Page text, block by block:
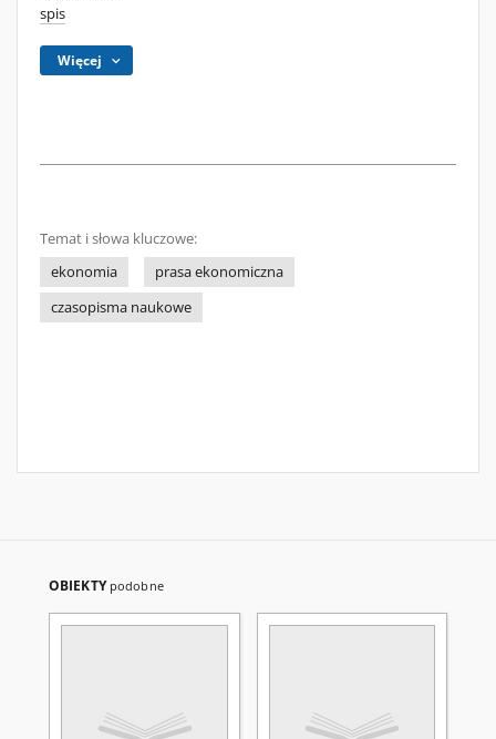
spis
Więcej
Temat i słowa kluczowe:
ekonomia
prasa ekonomiczna
czasopisma naukowe
OBIEKTY podobne